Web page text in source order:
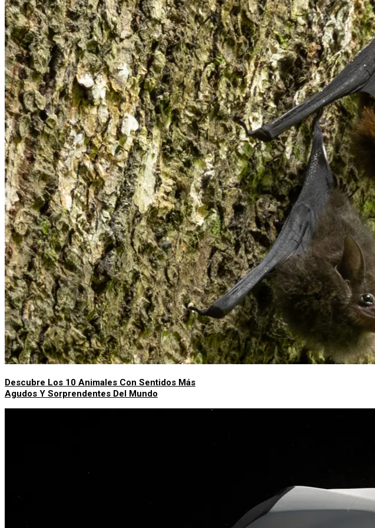
Descubre Los 10 Animales Con Sentidos Más
Agudos Y Sorprendentes Del Mundo